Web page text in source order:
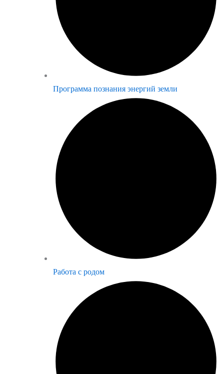
Программа познания энергий земли
Работа с родом